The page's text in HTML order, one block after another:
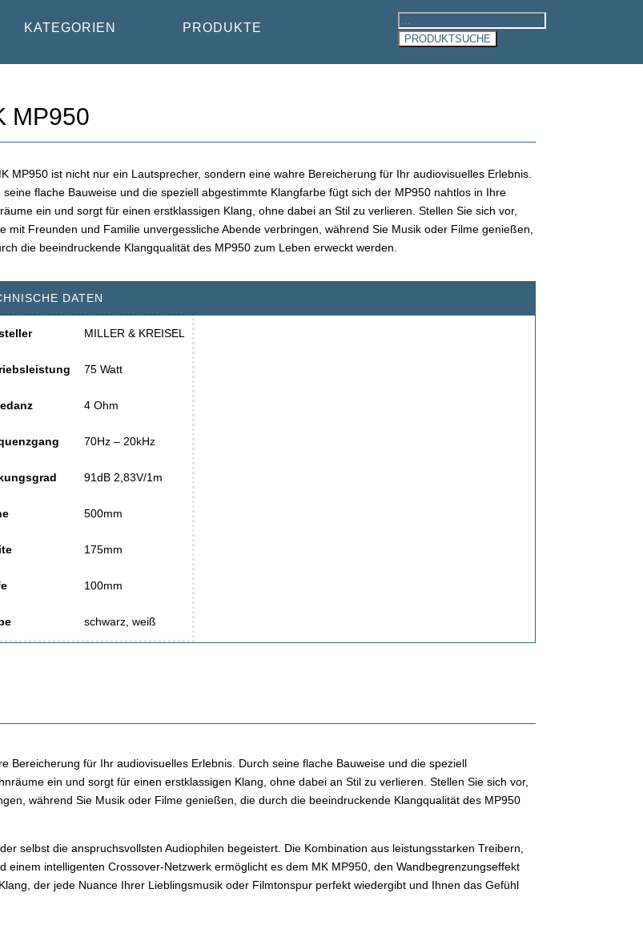
KATEGORIEN
PRODUKTE
search
PRODUKTSUCHE
MP950
MP950 ist nicht nur ein Lautsprecher, sondern eine wahre Bereicherung für Ihr audiovisuelles Erlebnis.
seine flache Bauweise und die speziell abgestimmte Klangfarbe fügt sich der MP950 nahtlos in Ihre
ein und sorgt für einen erstklassigen Klang, ohne dabei an Stil zu verlieren. Stellen Sie sich vor,
mit Freunden und Familie unvergessliche Abende verbringen, während Sie Musik oder Filme genießen,
die beeindruckende Klangqualität des MP950 zum Leben erweckt werden.
DATEN
MILLER & KREISEL
75 Watt
4 Ohm
70Hz – 20kHz
91dB 2,83V/1m
500mm
175mm
100mm
schwarz, weiß
Bereicherung für Ihr audiovisuelles Erlebnis. Durch seine flache Bauweise und die speziell
ein und sorgt für einen erstklassigen Klang, ohne dabei an Stil zu verlieren. Stellen Sie sich vor,
während Sie Musik oder Filme genießen, die durch die beeindruckende Klangqualität des MP950
selbst die anspruchsvollsten Audiophilen begeistert. Die Kombination aus leistungsstarken Treibern,
intelligenten Crossover-Netzwerk ermöglicht es dem MK MP950, den Wandbegrenzungseffekt
der jede Nuance Ihrer Lieblingsmusik oder Filmtonspur perfekt wiedergibt und Ihnen das Gefühl